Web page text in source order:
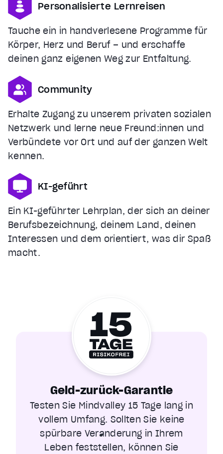
Text Edge Style
Font Family
Resetrestore all settings to the default values
Close Modal Dialog
End of dialog window.
Personalisierte Lernreisen
Tauche ein in handverlesene Programme für
Körper, Herz und Beruf – und erschaffe
deinen ganz eigenen Weg zur Entfaltung.
Community
Erhalte Zugang zu unserem privaten sozialen
Netzwerk und lerne neue Freund:innen und
Verbündete vor Ort und auf der ganzen Welt
kennen.
KI-geführt
Ein KI-geführter Lehrplan, der sich an deiner
Berufsbezeichnung, deinem Land, deinen
Interessen und dem orientiert, was dir Spaß
macht.
Geld-zurück-Garantie
Testen Sie Mindvalley 15 Tage lang in
vollem Umfang. Sollten Sie keine
spürbare Veränderung in Ihrem
Leben feststellen, können Sie